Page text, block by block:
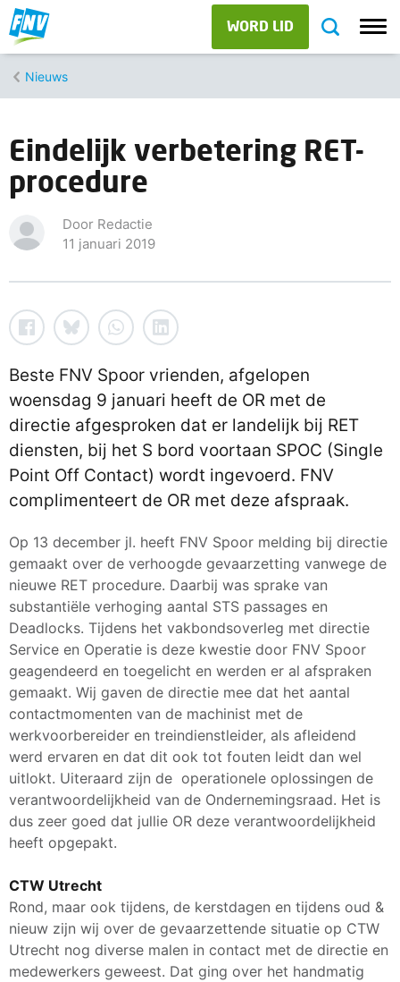
WORD LID
Nieuws
Eindelijk verbetering RET-
procedure
Door Redactie
11 januari 2019
Beste FNV Spoor vrienden, afgelopen
woensdag 9 januari heeft de OR met de
directie afgesproken dat er landelijk bij RET
diensten, bij het S bord voortaan SPOC (Single
Point Off Contact) wordt ingevoerd. FNV
complimenteert de OR met deze afspraak.
Op 13 december jl. heeft FNV Spoor melding bij directie
gemaakt over de verhoogde gevaarzetting vanwege de
nieuwe RET procedure. Daarbij was sprake van
substantiële verhoging aantal STS passages en
Deadlocks. Tijdens het vakbondsoverleg met directie
Service en Operatie is deze kwestie door FNV Spoor
geagendeerd en toegelicht en werden er al afspraken
gemaakt. Wij gaven de directie mee dat het aantal
contactmomenten van de machinist met de
werkvoorbereider en treindienstleider, als afleidend
werd ervaren en dat dit ook tot fouten leidt dan wel
uitlokt. Uiteraard zijn de operationele oplossingen de
verantwoordelijkheid van de Ondernemingsraad. Het is
dus zeer goed dat jullie OR deze verantwoordelijkheid
heeft opgepakt.
CTW Utrecht
Rond, maar ook tijdens, de kerstdagen en tijdens oud &
nieuw zijn wij over de gevaarzettende situatie op CTW
Utrecht nog diverse malen in contact met de directie en
medewerkers geweest. Dat ging over het handmatig